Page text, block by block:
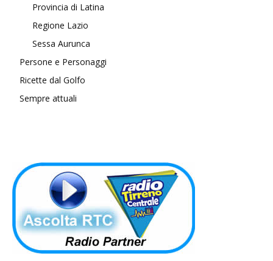
Provincia di Latina
Regione Lazio
Sessa Aurunca
Persone e Personaggi
Ricette dal Golfo
Sempre attuali